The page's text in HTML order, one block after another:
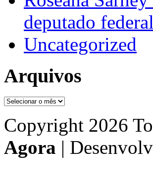
deputado
Uncategorized
Arquivos
Arquivos
Copyright 2026
Agora |